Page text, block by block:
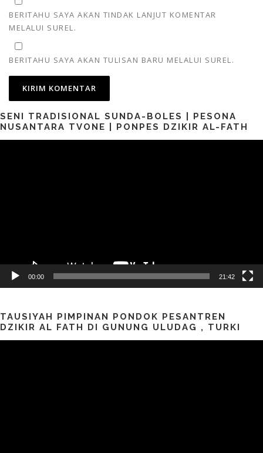
BERITAHU SAYA AKAN TINDAK LANJUT KOMENTAR
MELALUI SUREL.
BERITAHU SAYA AKAN TULISAN BARU MELALUI SUREL.
SENI TRADISIONAL SUNDA-BOLES | PESONA
NUSANTARA TVONE | PONPES DZIKIR AL-FATH
00:00 21:42
TAUSIYAH PIMPINAN PONDOK PESANTREN
DZIKIR AL FATH DI GUNUNG ULUDAG , TURKI